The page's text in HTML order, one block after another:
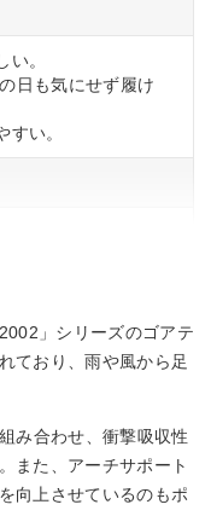
い。
日も気にせず履け
すい。
」シリーズのゴアテ
ており、雨や風から足
み合わせ、衝撃吸収性
また、アーチサポート
向上させているのもポ